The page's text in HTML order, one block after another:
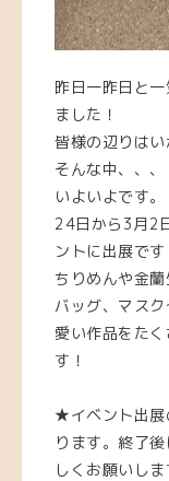
昨日一昨日と
ました！
皆様の辺りはい
そんな中、、、
いよいよです。
24日から3月2
ントに出展です
ちりめんや金
バッグ、マス
愛い作品をた
す！
★イベント出展
ります。終了
しくお願いしま